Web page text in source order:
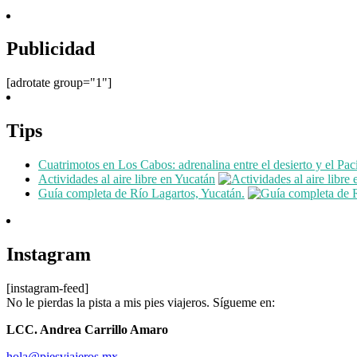
Publicidad
[adrotate group="1"]
Tips
Cuatrimotos en Los Cabos: adrenalina entre el desierto y el
Actividades al aire libre en Yucatán
Guía completa de Río Lagartos, Yucatán.
Instagram
[instagram-feed]
No le pierdas la pista a mis pies viajeros. Sígueme en:
LCC. Andrea Carrillo Amaro